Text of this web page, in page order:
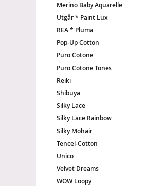
Merino Baby Aquarelle
Utgår * Paint Lux
REA * Pluma
Pop-Up Cotton
Puro Cotone
Puro Cotone Tones
Reiki
Shibuya
Silky Lace
Silky Lace Rainbow
Silky Mohair
Tencel-Cotton
Unico
Velvet Dreams
WOW Loopy